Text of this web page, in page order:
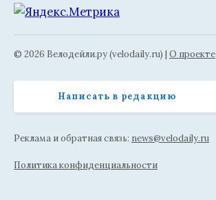
© 2026 Велодейли.ру (velodaily.ru) | О проекте
Написать в редакцию
Реклама и обратная связь: news@velodaily.ru
Политика конфиденциальности